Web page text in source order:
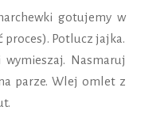
gotujemy w
Potlucz jajka.
Nasmaruj
parze. Wlej omlet z